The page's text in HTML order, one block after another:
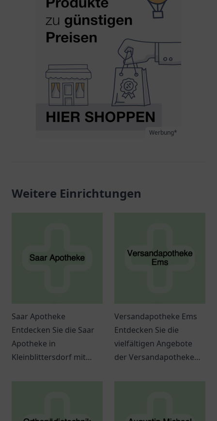
Werbung*
Weitere Einrichtungen
Saar Apotheke
Entdecken Sie die Saar
Apotheke in
Kleinblittersdorf mit
Versandapotheke Ems
Entdecken Sie die
vielfältigen Angebote
der Versandapotheke